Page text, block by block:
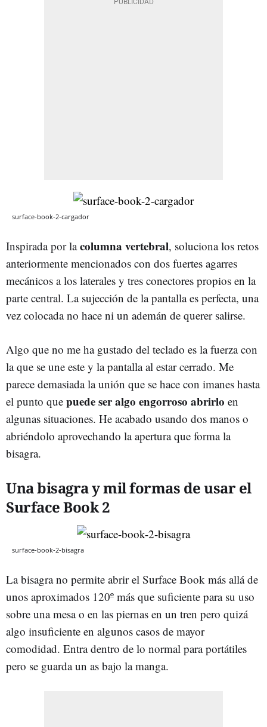
surface-book-2-cargador
Inspirada por lacolumna vertebral, soluciona los retos
anteriormente mencionados con dos fuertes agarres
mecánicos a los laterales y tres conectores propios en la
parte central. La sujección de la pantalla es perfecta, una
vez colocada no hace ni un ademán de querer salirse.
Algo que no me ha gustado del teclado es la fuerza con
la que se une este y la pantalla al estar cerrado. Me
parece demasiada la unión que se hace con imanes hasta
el punto que puede ser algo engorroso abrirlo en
algunas situaciones. He acabado usando dos manos o
abriéndolo aprovechando la apertura que forma la
bisagra.
Una bisagra y mil formas de usar el
Surface Book 2
surface-book-2-bisagra
La bisagra no permite abrir el Surface Book más allá de
unos aproximados 120º más que suficiente para su uso
sobre una mesa o en las piernas en un tren pero quizá
algo insuficiente en algunos casos de mayor
comodidad. Entra dentro de lo normal para portátiles
pero se guarda un as bajo la manga.